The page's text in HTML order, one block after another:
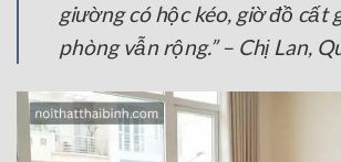
giường có hộc kéo, giờ đồ cất
phòng vẫn rộng.” – Chị Lan,